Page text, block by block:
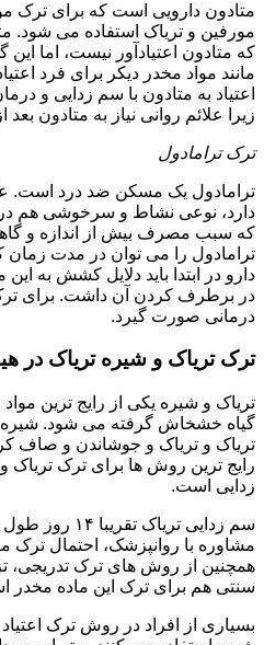
متادون دارویی است که برای ترک
مورفین و تریاک استفاده می شود.
که متادون اعتیادآور نیست، اما
مانند مواد مخدر دیکر برای فرد
اعتیاد به متادون با سم زدایی و
زیرا علائم روانی نیاز به متادون
ترک ترامادول
ترامادول یک مسکن ضد درد است.
دارد، نوعی نشاط و سرخوشی هم
که سبب مصرف بیش از اندازه و
ترامادول را می توان در مدت
دارو در ابتدا باید دلایل کشش به
در برطرف کردن آن داشت. برای ترک
درمانی صورت گیرد.
ترک تریاک و شیره تریاک در
تریاک و شیره یکی از رایج ترین
گیاه خشخاش گرفته می شود. شیره
تریاک و تریاک و جوشاندن و صاف
رایج ترین روش ها برای ترک
زدایی است.
سم زدایی
مشاوره با روانپزشک، احتمال ترک
همچنین از روش های ترک تدریجی،
سنتی هم برای ترک این ماده مخدر
بسیاری از افراد در روش ترک